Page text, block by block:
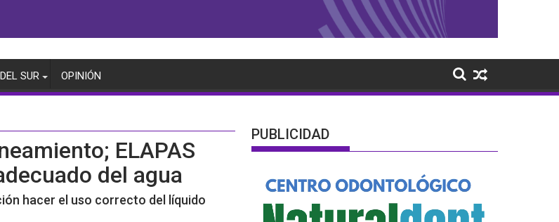
SUR OPINIÓN
ELAPAS
del agua
hacer el uso correcto del líquido
PUBLICIDAD